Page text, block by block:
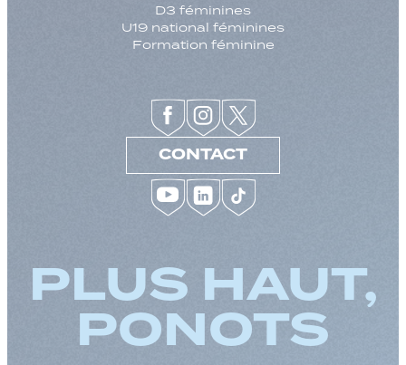
D3 féminines
U19 national féminines
Formation féminine
CONTACT
PLUS HAUT,
PONOTS